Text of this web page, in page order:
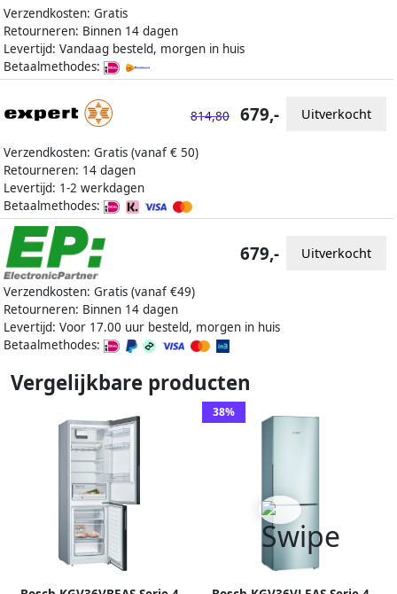
Verzendkosten: Gratis
Retourneren: Binnen 14 dagen
Levertijd: Vandaag besteld, morgen in huis
Betaalmethodes:
Verzendkosten: Gratis (vanaf € 50)
Retourneren: 14 dagen
Levertijd: 1-2 werkdagen
Betaalmethodes:
814,80 679,- Uitverkocht
Verzendkosten: Gratis (vanaf €49)
Retourneren: Binnen 14 dagen
Levertijd: Voor 17.00 uur besteld, morgen in huis
Betaalmethodes:
679,- Uitverkocht
Vergelijkbare producten
38%